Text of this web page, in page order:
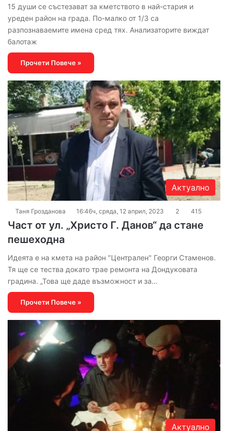
15 души се състезават за кметството в най-стария и
уреден район на града. По-малко от 1/3 са
разпознаваемите имена сред тях. Анализаторите виждат
балотаж
Прочети Повече »
Актуално
Таня Грозданова 16:46ч, сряда, 12 април, 2023 2 415
Част от ул. „Христо Г. Данов“ да стане
пешеходна
Идеята е на кмета на район "Централен" Георги Стаменов.
Тя ще се тества докато трае ремонта на Дондуковата
градина. „Това ще даде възможност и за…
Прочети Повече »
Актуално